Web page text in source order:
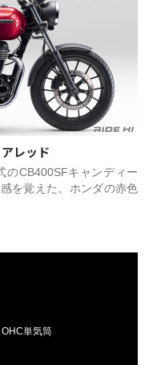
レッド
のCB400SFキャンディー
を覚えた。ホンダの赤色
単気筒